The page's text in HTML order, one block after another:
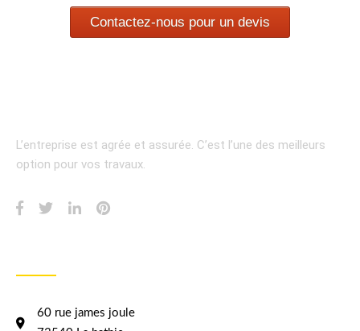
Contactez-nous pour un devis
L’entreprise est agrée et assurée. C’est l’une des meilleurs
option pour vos travaux.
60 rue james joule